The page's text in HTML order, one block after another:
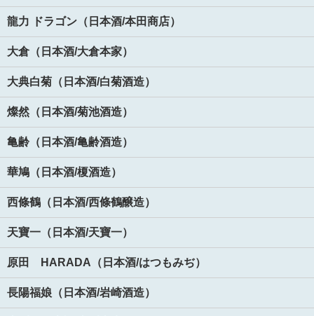
龍力 ドラゴン（日本酒/本田商店）
大倉（日本酒/大倉本家）
大典白菊（日本酒/白菊酒造）
燦然（日本酒/菊池酒造）
亀齢（日本酒/亀齢酒造）
華鳩（日本酒/榎酒造）
西條鶴（日本酒/西條鶴醸造）
天寶一（日本酒/天寶一）
原田 HARADA（日本酒/はつもみぢ）
長陽福娘（日本酒/岩崎酒造）